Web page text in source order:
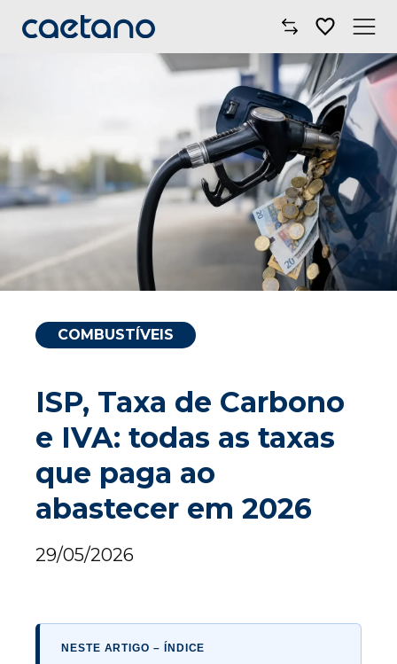
Comprar Carro
Oficinas
Campanhas
Electric Move
Onde Estamos
COMBUSTÍVEIS
ISP, Taxa de Carbono
e IVA: todas as taxas
que paga ao
abastecer em 2026
29/05/2026
NESTE ARTIGO – ÍNDICE